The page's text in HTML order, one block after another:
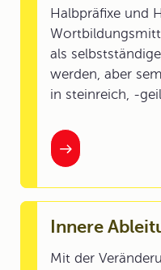
Halbpräfixe und
als
werden, aber
in steinreich, -
Innere
Mit der